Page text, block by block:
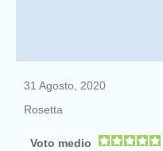
31 Agosto, 2020
Rosetta
Voto medio